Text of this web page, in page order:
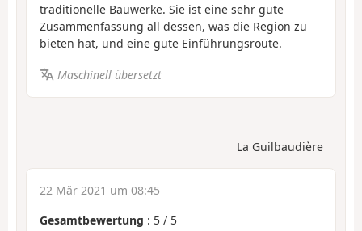
traditionelle Bauwerke. Sie ist eine sehr gute
Zusammenfassung all dessen, was die Region zu
bieten hat, und eine gute Einführungsroute.
Maschinell übersetzt
La Guilbaudière
22 Mär 2021 um 08:45
Gesamtbewertung : 5 / 5